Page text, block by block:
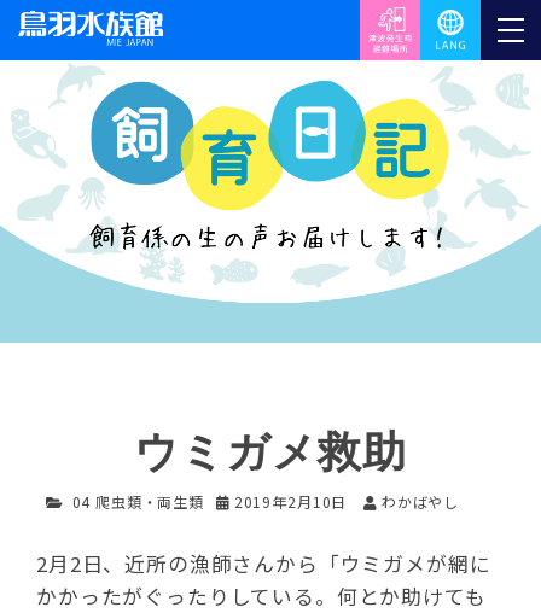
ウミガメ救助
04 爬虫類・両生類 2019年2月10日 わかばやし
2月2日、近所の漁師さんから「ウミガメが網に
かかったがぐったりしている。何とか助けても